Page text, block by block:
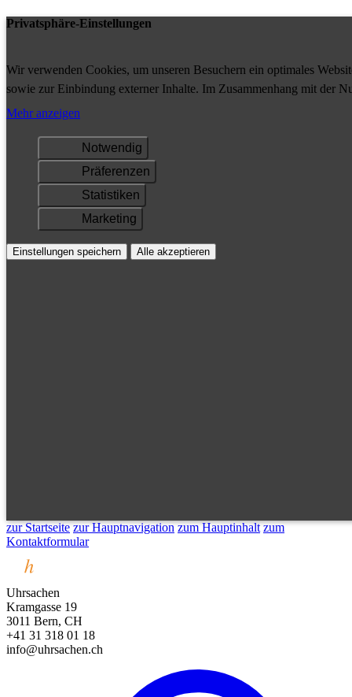
Privatsphäre-Einstellungen
Wir verwenden Cookies, um unseren Besuchern ein optimales
sowie zur Einbindung externer Inhalte. Im Zusammenhang mit der
Ihrem Gerät gespeichert und/oder abgerufen.
Mehr anzeigen
Notwendig
Präferenzen
Statistiken
Marketing
Einstellungen speichern Alle akzeptieren
zur Startseite zur Hauptnavigation zum Hauptinhalt zum
Kontaktformular
Uhrsachen
Kramgasse 19
3011 Bern, CH
+41 31 318 01 18
info@uhrsachen.ch